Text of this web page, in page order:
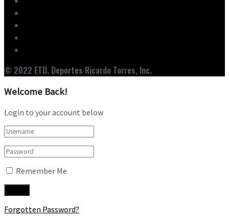
© 2022 ETD. Deportes Ricardo Torres, Inc.
Welcome Back!
Login to your account below
Remember Me
Forgotten Password?